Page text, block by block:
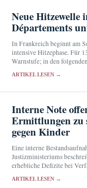
Neue
Départements
In Frankreich beginnt am
intensive Hitzephase. Für
Warnstufe; in den
ARTIKEL LESEN →
Interne Note
Ermittlungen zu
gegen Kinder
Eine interne
Justizministeriums
erhebliche Defizite bei
Ursachen seit Jahren für
ARTIKEL LESEN →